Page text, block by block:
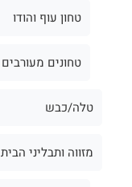
טחון עוף והודו
טחונים מעורבים
טלה/כבש
מזווה ותבליני הבית